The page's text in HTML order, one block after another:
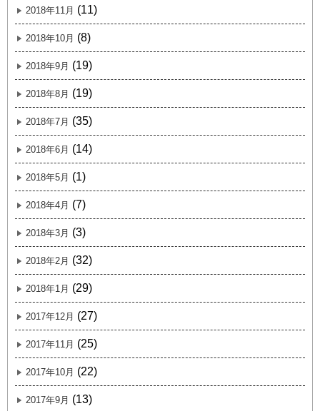
2018年11月 (11)
2018年10月 (8)
2018年9月 (19)
2018年8月 (19)
2018年7月 (35)
2018年6月 (14)
2018年5月 (1)
2018年4月 (7)
2018年3月 (3)
2018年2月 (32)
2018年1月 (29)
2017年12月 (27)
2017年11月 (25)
2017年10月 (22)
2017年9月 (13)